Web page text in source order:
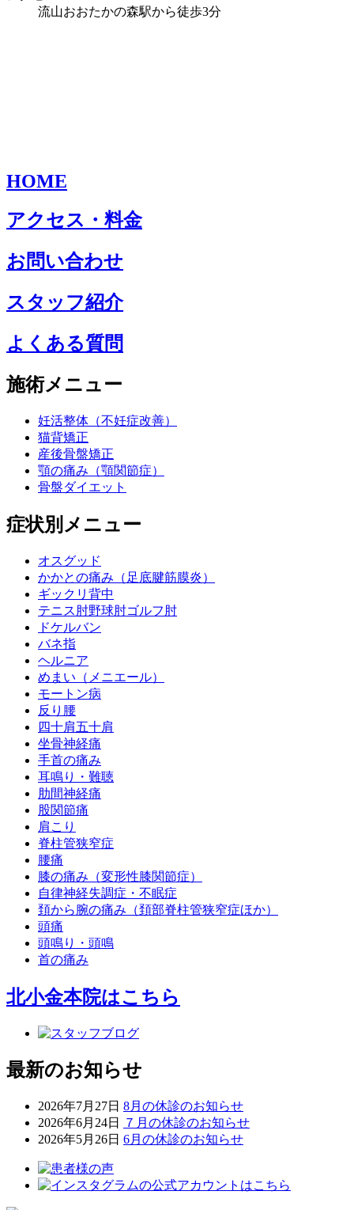
流山おおたかの森駅から徒歩3分
HOME
アクセス・料金
お問い合わせ
スタッフ紹介
よくある質問
施術メニュー
妊活整体（不妊症改善）
猫背矯正
産後骨盤矯正
顎の痛み（顎関節症）
骨盤ダイエット
症状別メニュー
オスグッド
かかとの痛み（足底腱筋膜炎）
ギックリ背中
テニス肘野球肘ゴルフ肘
ドケルバン
バネ指
ヘルニア
めまい（メニエール）
モートン病
反り腰
四十肩五十肩
坐骨神経痛
手首の痛み
耳鳴り・難聴
肋間神経痛
股関節痛
肩こり
脊柱管狭窄症
腰痛
膝の痛み（変形性膝関節症）
自律神経失調症・不眠症
頚から腕の痛み（頚部脊柱管狭窄症ほか）
頭痛
頭鳴り・頭鳴
首の痛み
北小金本院はこちら
最新のお知らせ
2026年7月27日 8月の休診のお知らせ
2026年6月24日
７月の休診のお知らせ
2026年5月26日 6月の休診のお知らせ